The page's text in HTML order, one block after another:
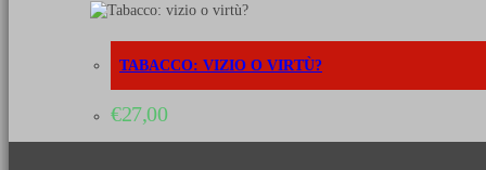
TABACCO: VIZIO O VIRTÙ?
€27,00